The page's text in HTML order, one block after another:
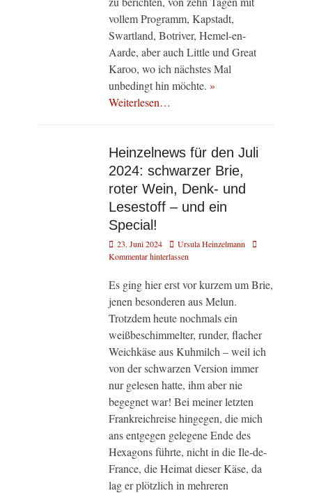
vollem Programm, Kapstadt,
Swartland, Botriver, Hemel-en-
Aarde, aber auch Little und Great
Karoo, wo ich nächstes Mal
unbedingt hin möchte. »
Weiterlesen…
Heinzelnews für den Juli
2024: schwarzer Brie,
roter Wein, Denk- und
Lesestoff – und ein
Special!
Veröffentlicht
am
23. Juni 2024 AutorUrsula Heinzelmann
Kommentar hinterlassen
Es ging hier erst vor kurzem um Brie,
jenen besonderen aus Melun.
Trotzdem heute nochmals ein
weißbeschimmelter, runder, flacher
Weichkäse aus Kuhmilch – weil ich
von der schwarzen Version immer
nur gelesen hatte, ihm aber nie
begegnet war! Bei meiner letzten
Frankreichreise hingegen, die mich
ans entgegen gelegene Ende des
Hexagons führte, nicht in die Ile-de-
France, die Heimat dieser Käse, da
lag er plötzlich in mehreren